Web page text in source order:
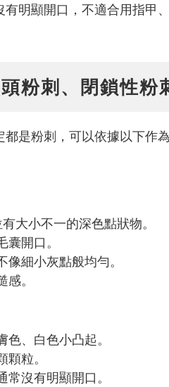
明顯開口，不適合用指甲
粉刺、閉鎖性粉
是粉刺，可以依據以下作
大小不一的深色點狀物。
開口。
細小灰點般均勻。
。
、白色小凸起。
粒。
沒有明顯開口。